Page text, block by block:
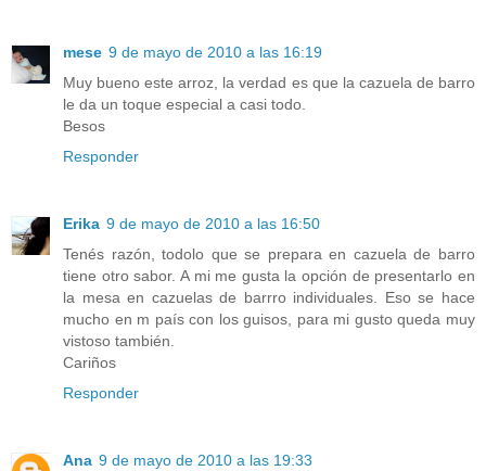
mese 9 de mayo de 2010 a las 16:19
Muy bueno este arroz, la verdad es que la cazuela de barro
le da un toque especial a casi todo.
Besos
Responder
Erika 9 de mayo de 2010 a las 16:50
Tenés razón, todolo que se prepara en cazuela de barro
tiene otro sabor. A mi me gusta la opción de presentarlo en
la mesa en cazuelas de barrro individuales. Eso se hace
mucho en m país con los guisos, para mi gusto queda muy
vistoso también.
Cariños
Responder
Ana 9 de mayo de 2010 a las 19:33